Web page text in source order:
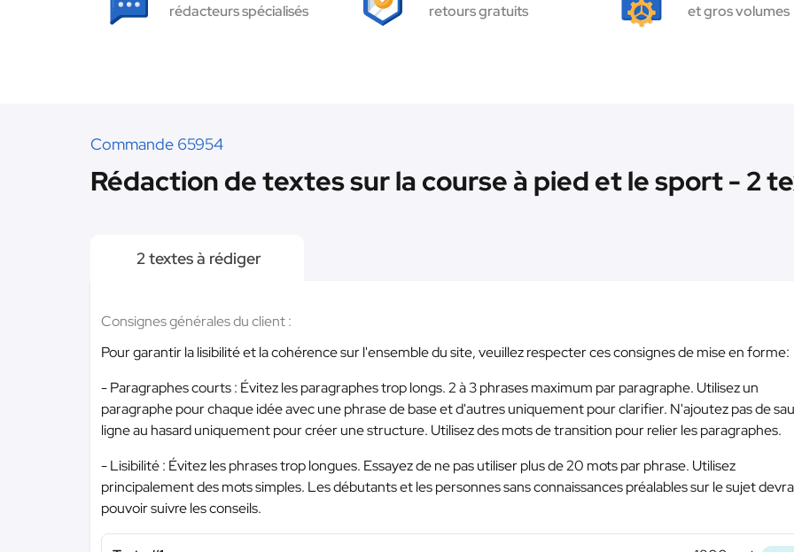
rédacteurs spécialisés
retours gratuits
et gros volumes
Commande 65954
Rédaction de textes sur la course à pied et le sport - 2
2 textes à rédiger
Consignes générales du client :
Pour garantir la lisibilité et la cohérence sur l'ensemble du site, veuillez respecter ces consignes de mise en forme:
- Paragraphes courts : Évitez les paragraphes trop longs. 2 à 3 phrases maximum par paragraphe. Utilisez un
paragraphe pour chaque idée avec une phrase de base et d'autres uniquement pour clarifier. N'ajoutez pas de
ligne au hasard uniquement pour créer une structure. Utilisez des mots de transition pour relier les paragraphes.
- Lisibilité : Évitez les phrases trop longues. Essayez de ne pas utiliser plus de 20 mots par phrase. Utilisez
principalement des mots simples. Les débutants et les personnes sans connaissances préalables sur le sujet
pouvoir suivre les conseils.